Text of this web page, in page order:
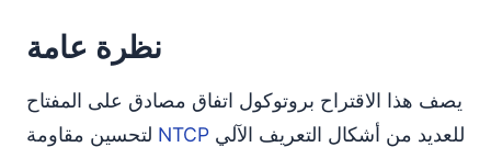
نظرة عامة
يصف هذا الاقتراح بروتوكول اتفاق مصادق على المفتاح
NTCP